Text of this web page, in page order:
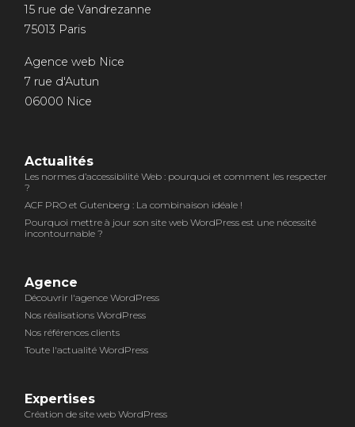
15 rue de Vandrezanne
75013 Paris
Agence web Nice
7 rue d'Autun
06000 Nice
Actualités
Les normes d’accessibilité Web : pourquoi et comment les respecter
?
ACF PRO et Gutenberg : La combinaison idéale !
Pourquoi mettre à jour son site web WordPress est une nécessité
incontournable ?
Agence
Découvrir l'agence WordPress
Nos réalisations WordPress
Nos références clients
Toute l'actualité WordPress
Expertises
Création de site web WordPress